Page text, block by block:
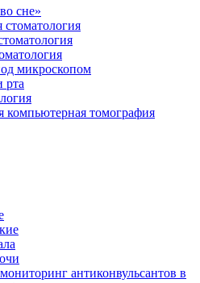
сне»
стоматология
микроскопом
рта
компьютерная томография
антиконвульсантов в